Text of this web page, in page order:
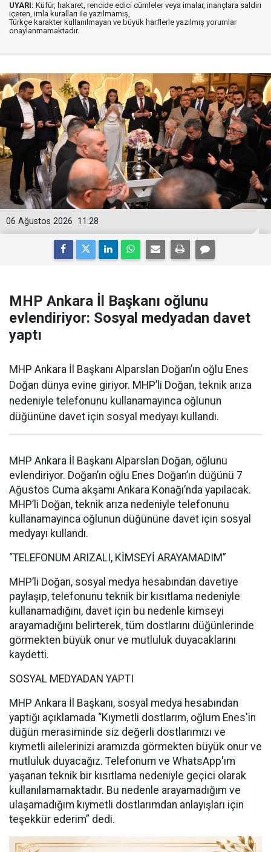
UYARI: Küfür, hakaret, rencide edici cümleler veya imalar, inançlara saldırı
içeren, imla kuralları ile yazılmamış,
Türkçe karakter kullanılmayan ve büyük harflerle yazılmış yorumlar
onaylanmamaktadır.
11:28
06 Ağustos 2026
MHP Ankara İl Başkanı oğlunu
evlendiriyor: Sosyal medyadan davet
yaptı
MHP Ankara İl Başkanı Alparslan Doğan’ın oğlu Enes
Doğan dünya evine giriyor. MHP’li Doğan, teknik arıza
nedeniyle telefonunu kullanamayınca oğlunun
düğününe davet için sosyal medyayı kullandı.
MHP Ankara İl Başkanı Alparslan Doğan, oğlunu
evlendiriyor. Doğan’ın oğlu Enes Doğan’ın düğünü 7
Ağustos Cuma akşamı Ankara Konağı’nda yapılacak.
MHP’li Doğan, teknik arıza nedeniyle telefonunu
kullanamayınca oğlunun düğününe davet için sosyal
medyayı kullandı.
“TELEFONUM ARIZALI, KİMSEYİ ARAYAMADIM”
MHP’li Doğan, sosyal medya hesabından davetiye
paylaşıp, telefonunu teknik bir kısıtlama nedeniyle
kullanamadığını, davet için bu nedenle kimseyi
arayamadığını belirterek, tüm dostlarını düğünlerinde
görmekten büyük onur ve mutluluk duyacaklarını
kaydetti.
SOSYAL MEDYADAN YAPTI
MHP Ankara İl Başkanı, sosyal medya hesabından
yaptığı açıklamada “Kıymetli dostlarım, oğlum Enes'in
düğün merasiminde siz değerli dostlarımızı ve
kıymetli ailelerinizi aramızda görmekten büyük onur ve
mutluluk duyacağız. Telefonum ve WhatsApp'ım
yaşanan teknik bir kısıtlama nedeniyle geçici olarak
kullanılamamaktadır. Bu nedenle arayamadığım ve
ulaşamadığım kıymetli dostlarımdan anlayışları için
teşekkür ederim” dedi.